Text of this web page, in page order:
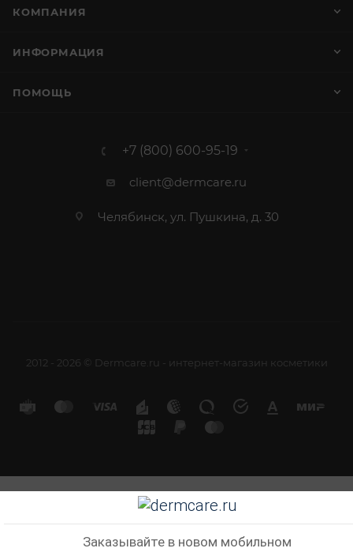
КОМПАНИЯ
ИНФОРМАЦИЯ
ПОМОЩЬ
+7 (800) 600-95-19
client@dermcare.ru
Челябинск, ул. Пушкина, д. 30
2012 - 2026 © Dermcare.ru - интернет-магазин косметики
Заказывайте в новом мобильном